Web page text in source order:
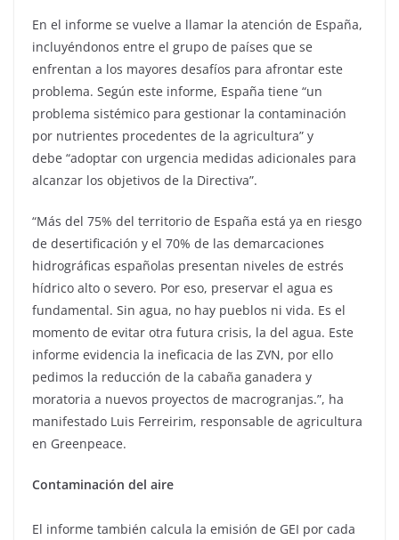
En el informe se vuelve a llamar la atención de España,
incluyéndonos entre el grupo de países que se
enfrentan a los mayores desafíos para afrontar este
problema. Según este informe, España tiene “un
problema sistémico para gestionar la contaminación
por nutrientes procedentes de la agricultura” y
debe “adoptar con urgencia medidas adicionales para
alcanzar los objetivos de la Directiva”.
“Más del 75% del territorio de España está ya en riesgo
de desertificación y el 70% de las demarcaciones
hidrográficas españolas presentan niveles de estrés
hídrico alto o severo. Por eso, preservar el agua es
fundamental. Sin agua, no hay pueblos ni vida. Es el
momento de evitar otra futura crisis, la del agua. Este
informe evidencia la ineficacia de las ZVN, por ello
pedimos la reducción de la cabaña ganadera y
moratoria a nuevos proyectos de macrogranjas.”, ha
manifestado Luis Ferreirim, responsable de agricultura
en Greenpeace.
Contaminación del aire
El informe también calcula la emisión de GEI por cada